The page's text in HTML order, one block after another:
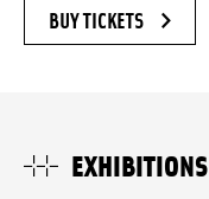
BUY TICKETS
EXHIBITIONS